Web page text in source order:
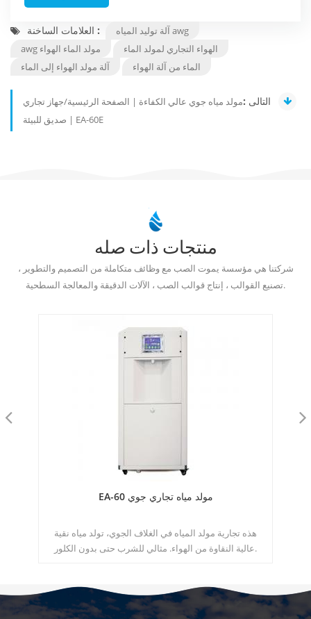
العلامات الساخنة :
آلة توليد المياه awg
awg مولد الماء الهواء
الهواء التجاري لمولد الماء
آلة مولد الهواء إلى الماء
الماء من آلة الهواء
التالى :مولد مياه جوي عالي الكفاءة | الصفحة الرئيسية/جهاز تجاري
صديق للبيئة | EA-60E
منتجات ذات صله
شركتنا هي مؤسسة يموت الصب مع وظائف متكاملة من التصميم والتطوير ،
تصنيع القوالب ، إنتاج قوالب الصب ، الآلات الدقيقة والمعالجة السطحية.
EA-60 مولد مياه تجاري جوي
هذه تجارية مولد المياه في الغلاف الجوي، تولد مياه نقية
عالية النقاوة من الهواء. مثالي للشرب حتى بدون الكلور.